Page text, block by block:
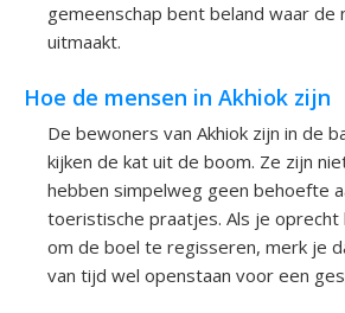
gemeenschap bent beland waar de
uitmaakt.
Hoe de mensen in Akhiok zijn
De bewoners van Akhiok zijn in de
kijken de kat uit de boom. Ze zijn
hebben simpelweg geen behoefte
toeristische praatjes. Als je
om de boel te regisseren, merk je
van tijd wel openstaan voor een